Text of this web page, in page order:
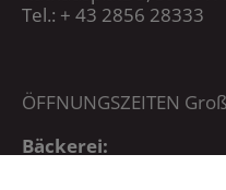
Tel.: + 43 2856 28333
ÖFFNUNGSZEITEN
Bäckerei: